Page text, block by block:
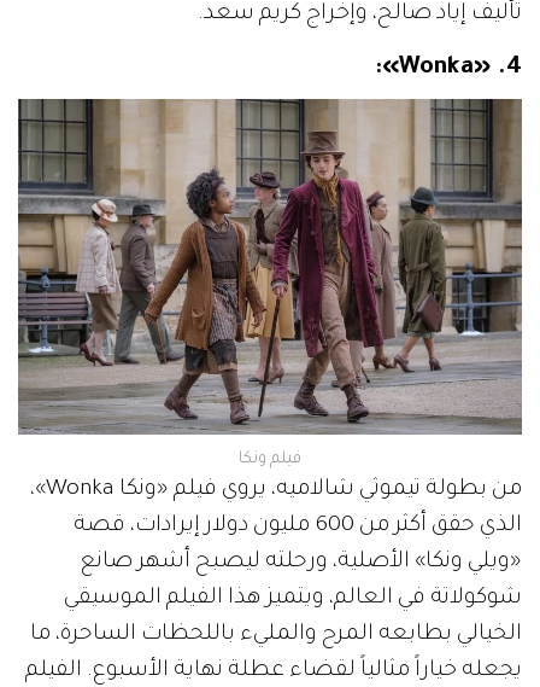
تأليف إياد صالح، وإخراج كريم سعد.
4. «Wonka»:
فيلم ونكا
من بطولة تيموثي شالاميه، يروي فيلم «ونكا Wonka»،
الذي حقق أكثر من 600 مليون دولار إيرادات، قصة
«ويلي ونكا» الأصلية، ورحلته ليصبح أشهر صانع
شوكولاتة في العالم، ويتميز هذا الفيلم الموسيقي
الخيالي بطابعه المرح والمليء باللحظات الساحرة، ما
يجعله خياراً مثالياً لقضاء عطلة نهاية الأسبوع. الفيلم